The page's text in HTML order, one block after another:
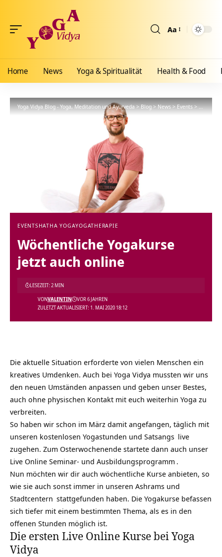
Aa
Home News Yoga & Spiritualität Health & Food
Yoga Vidya Blog - Yoga, Meditation und Ayurveda>Blog>News>Events>
EVENTSHATHA YOGAYOGATHERAPIE
Wöchentliche Yogakurse
jetzt auch online
ZULETZT AKTUALISIERT: 1. MAI 2020 18:12
VONVALENTIN VOR 6 JAHREN
LESEZEIT: 2 MIN
Die aktuelle Situation erforderte von vielen Menschen ein
kreatives Umdenken. Auch bei Yoga Vidya mussten wir uns
den neuen Umständen anpassen und geben unser Bestes,
auch ohne physischen Kontakt mit euch weiterhin Yoga zu
verbreiten.
So haben wir schon im März damit angefangen, täglich mit
unseren kostenlosen Yogastunden und Satsangs live
zugehen. Zum Osterwochenende startete dann auch unser
Live Online Seminar- und Ausbildungsprogramm .
Nun möchten wir dir auch wöchentliche Kurse anbieten, so
wie sie auch sonst immer in unseren Ashrams und
Stadtcentern stattgefunden haben. Die Yogakurse befassen
sich tiefer mit einem bestimmten Thema, als es in den
offenen Stunden möglich ist.
Die ersten Live Online Kurse bei Yoga
Vidya